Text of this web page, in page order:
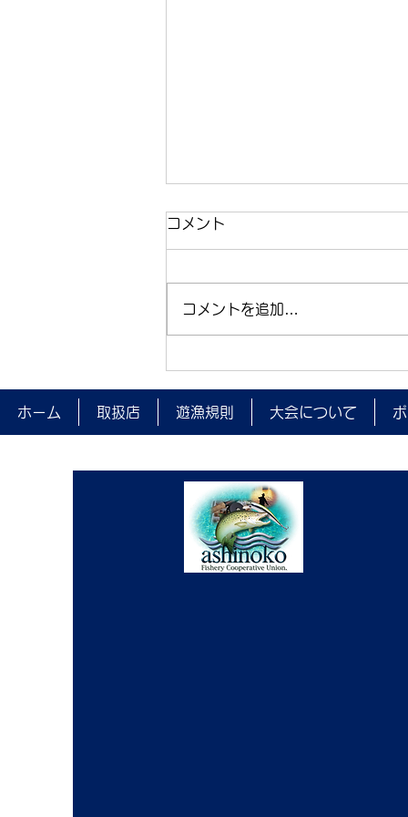
コメント
コメントを追加…
ホーム 取扱店 遊漁規則 大会について